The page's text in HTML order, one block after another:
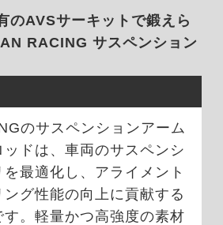
のAVSサーキットで鍛えら
RACING サスペンション
のサスペンションアーム
ッドは、車両のサスペンシ
を最適化し、アライメント
グ性能の向上に貢献する
。軽量かつ高強度の素材